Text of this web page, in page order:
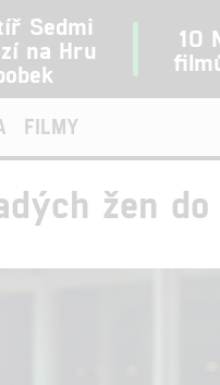
Sedmi
na Hru
10
FILMY
žen